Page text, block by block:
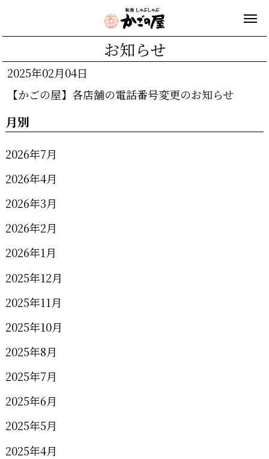
お知らせ
2025年02月04日
【かごの屋】各店舗の電話番号変更のお知らせ
月別
2026年7月
2026年4月
2026年3月
2026年2月
2026年1月
2025年12月
2025年11月
2025年10月
2025年8月
2025年7月
2025年6月
2025年5月
2025年4月